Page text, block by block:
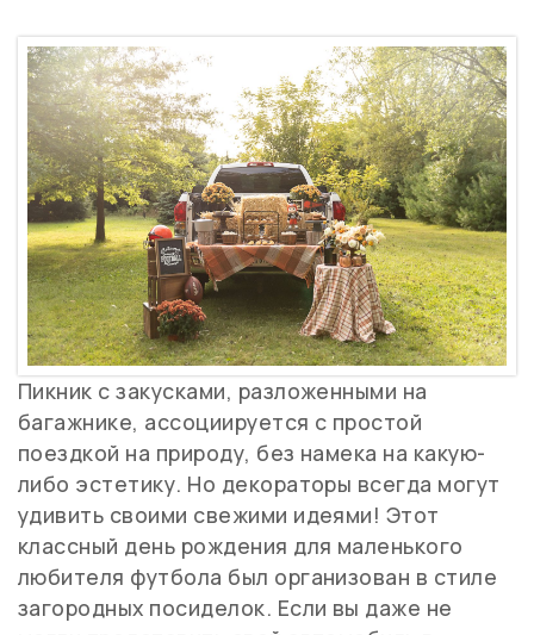
Пикник с закусками, разложенными на
багажнике, ассоциируется с простой
поездкой на природу, без намека на какую-
либо эстетику. Но декораторы всегда могут
удивить своими свежими идеями! Этот
классный день рождения для маленького
любителя футбола был организован в стиле
загородных посиделок. Если вы даже не